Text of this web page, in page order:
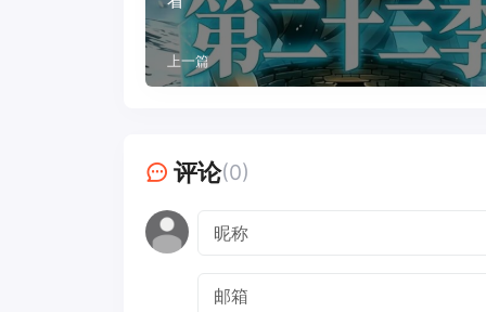
上一篇
评论(0)